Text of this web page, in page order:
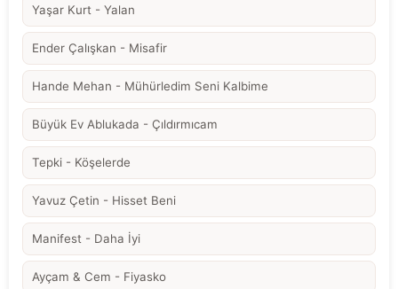
Yaşar Kurt - Yalan
Ender Çalışkan - Misafir
Hande Mehan - Mühürledim Seni Kalbime
Büyük Ev Ablukada - Çıldırmıcam
Tepki - Köşelerde
Yavuz Çetin - Hisset Beni
Manifest - Daha İyi
Ayçam & Cem - Fiyasko